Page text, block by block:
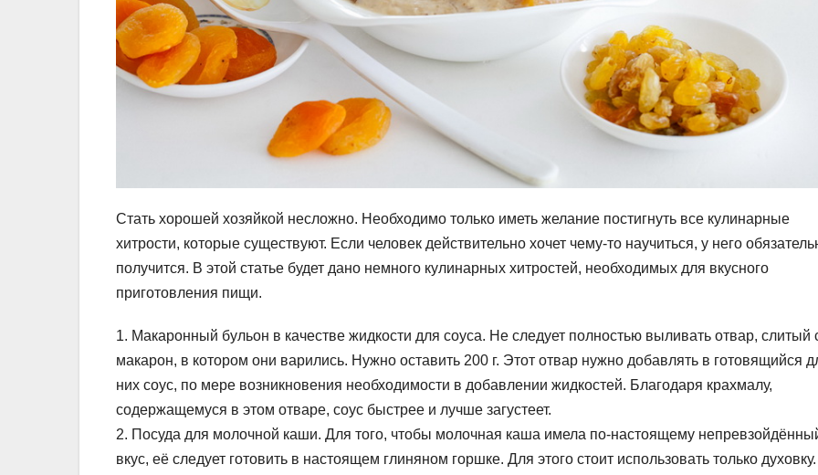
Стать хорошей хозяйкой несложно. Необходимо только иметь желание постигнуть все кулинарные
хитрости, которые существуют. Если человек действительно хочет чему-то научиться, у него
получится. В этой статье будет дано немного кулинарных хитростей, необходимых для вкусного
приготовления пищи.
1. Макаронный бульон в качестве жидкости для соуса. Не следует полностью выливать отвар, слитый
макарон, в котором они варились. Нужно оставить 200 г. Этот отвар нужно добавлять в готовящийся
них соус, по мере возникновения необходимости в добавлении жидкостей. Благодаря крахмалу,
содержащемуся в этом отваре, соус быстрее и лучше загустеет.
2. Посуда для молочной каши. Для того, чтобы молочная каша имела по-настоящему
вкус, её следует готовить в настоящем глиняном горшке. Для этого стоит использовать только духовку.